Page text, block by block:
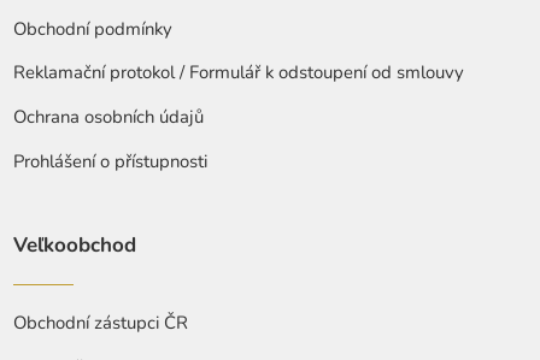
Obchodní podmínky
Reklamační protokol / Formulář k odstoupení od smlouvy
Ochrana osobních údajů
Prohlášení o přístupnosti
Veľkoobchod
Obchodní zástupci ČR